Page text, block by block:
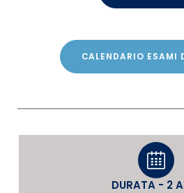
CALENDARIO ESAMI
DURATA - 2